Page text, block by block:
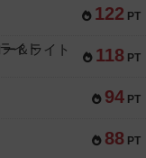
122 PT
118 PT
＆ライト
94 PT
88 PT